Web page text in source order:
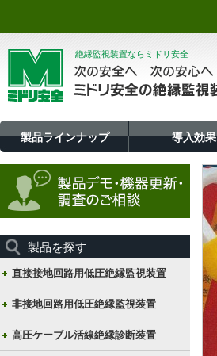
絶縁監視装置ならミドリ安全
製品ラインナップ 導入効果
製品を探す
直接接地回路用低圧絶縁監視装置
非接地回路用低圧絶縁監視装置
高圧ケーブル活線絶縁診断装置